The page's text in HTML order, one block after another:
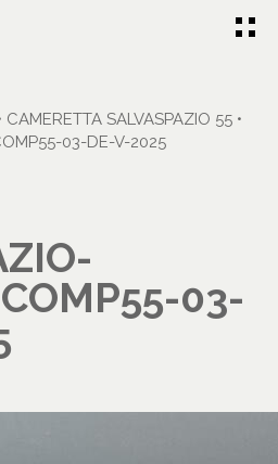
CAMERETTA SALVASPAZIO 55 •
03-DE-V-2025
03-